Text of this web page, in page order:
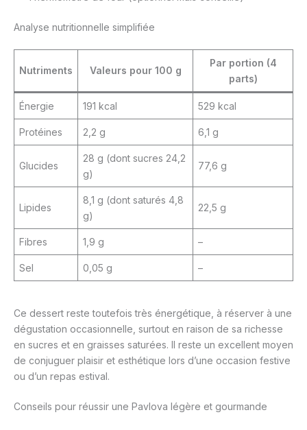
Analyse nutritionnelle simplifiée
Nutriments Valeurs pour 100 g
Par portion (4
parts)
Énergie 191 kcal 529 kcal
Protéines 2,2 g 6,1 g
Glucides
28 g (dont sucres 24,2
g)
77,6 g
Lipides
8,1 g (dont saturés 4,8
g)
22,5 g
Fibres 1,9 g –
Sel 0,05 g –
Ce dessert reste toutefois très énergétique, à réserver à une
dégustation occasionnelle, surtout en raison de sa richesse
en sucres et en graisses saturées. Il reste un excellent moyen
de conjuguer plaisir et esthétique lors d’une occasion festive
ou d’un repas estival.
Conseils pour réussir une Pavlova légère et gourmande